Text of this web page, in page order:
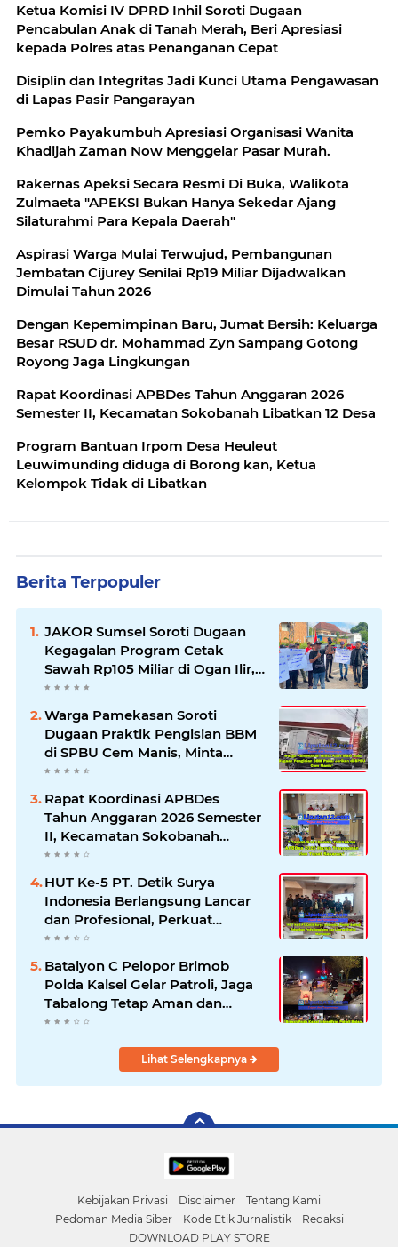
Ketua Komisi IV DPRD Inhil Soroti Dugaan
Pencabulan Anak di Tanah Merah, Beri Apresiasi
kepada Polres atas Penanganan Cepat
Disiplin dan Integritas Jadi Kunci Utama Pengawasan
di Lapas Pasir Pangarayan
Pemko Payakumbuh Apresiasi Organisasi Wanita
Khadijah Zaman Now Menggelar Pasar Murah.
Rakernas Apeksi Secara Resmi Di Buka, Walikota
Zulmaeta "APEKSI Bukan Hanya Sekedar Ajang
Silaturahmi Para Kepala Daerah"
Aspirasi Warga Mulai Terwujud, Pembangunan
Jembatan Cijurey Senilai Rp19 Miliar Dijadwalkan
Dimulai Tahun 2026
Dengan Kepemimpinan Baru, Jumat Bersih: Keluarga
Besar RSUD dr. Mohammad Zyn Sampang Gotong
Royong Jaga Lingkungan
Rapat Koordinasi APBDes Tahun Anggaran 2026
Semester II, Kecamatan Sokobanah Libatkan 12 Desa
Program Bantuan Irpom Desa Heuleut
Leuwimunding diduga di Borong kan, Ketua
Kelompok Tidak di Libatkan
Berita Terpopuler
JAKOR Sumsel Soroti Dugaan
Kegagalan Program Cetak
Sawah Rp105 Miliar di Ogan Ilir,
Desak Kadis Pertanian Mundur
Warga Pamekasan Soroti
Dugaan Praktik Pengisian BBM
di SPBU Cem Manis, Minta
Klarifikasi dan Pengawasan
Rapat Koordinasi APBDes
Tahun Anggaran 2026 Semester
II, Kecamatan Sokobanah
Libatkan 12 Desa
HUT Ke-5 PT. Detik Surya
Indonesia Berlangsung Lancar
dan Profesional, Perkuat
Kompetensi Wartawan
Batalyon C Pelopor Brimob
Polda Kalsel Gelar Patroli, Jaga
Tabalong Tetap Aman dan
Kondusif
Lihat Selengkapnya
Kebijakan Privasi Disclaimer
Tentang Kami
Pedoman Media Siber
Kode Etik Jurnalistik
Redaksi
DOWNLOAD PLAY STORE